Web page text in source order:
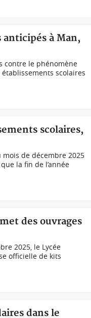
à Man,
contre le phénomène
scolaires
scolaires,
mois de décembre 2025
la fin de l’année
des ouvrages
2025, le Lycée
officielle de kits
dans le